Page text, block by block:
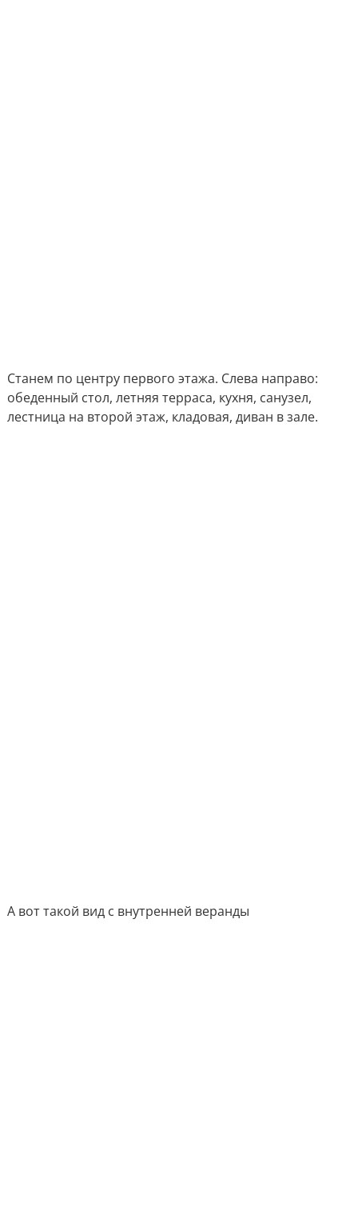
Станем по центру первого этажа. Слева направо:
обеденный стол, летняя терраса, кухня, санузел,
лестница на второй этаж, кладовая, диван в зале.
А вот такой вид с внутренней веранды